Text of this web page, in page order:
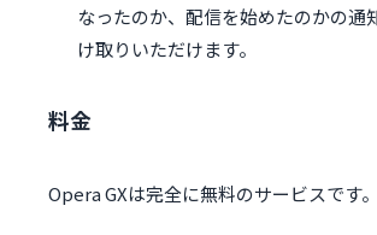
なったのか、配信を始めたのかの通
け取りいただけます。
料金
Opera GXは完全に無料のサービスです。